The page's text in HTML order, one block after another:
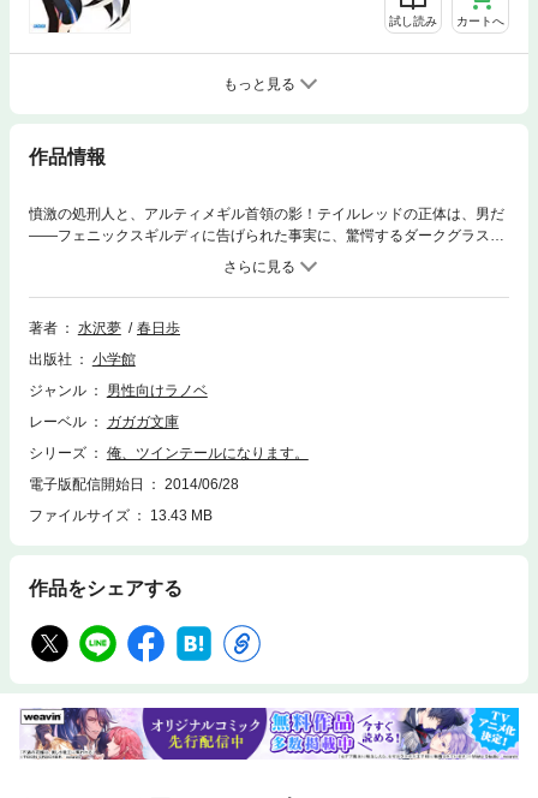
試し読み カートへ
もっと見る
作品情報
憤激の処刑人と、アルティメギル首領の影！テイルレッドの正体は、男だ
――フェニックスギルディに告げられた事実に、驚愕するダークグラスパ
ー。変身しパワーアップした不死鳥と、闇の処刑人。両者の戦いは、いつ
終わるともなく続き……。 そんな凄絶な光景とは打って変わり、異世界
から帰還した総二たちは、愛香の誕生パーティーに同人誌イベントにと、
残りの夏休みを満喫していた。停戦期間が終わり、エレメリアンたちも再
るのだが……。 一方ダークグラスパーは、神妙な顔でとある場所へと向
かっていた。そこは、“首領の間”。アルティメギル首領と謁見しようとす
る、四頂軍＜死の二菱＞。新たな脅威が、総二たちの世界に迫ろうとして
いた！！第6巻では新たな展開を迎え、物語はさらに加速していきます。
乞うご期待！ アニメ化企画のほうも快調に進行中！※この作品は底本と
同じクオリティのカラーイラスト、モノクロの挿絵イラストが収録されて
います。
著者 水沢夢
春日歩
出版社
小学館
ジャンル
男性向けラノベ
レーベル
ガガガ文庫
シリーズ
俺、ツインテールになります。
電子版配信開始日
2014/06/28
ファイルサイズ
13.43 MB
作品をシェアする